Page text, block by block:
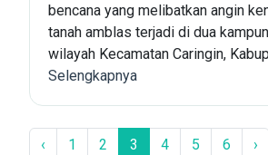
bencana yang melibatkan angin
tanah amblas terjadi di dua
wilayah Kecamatan Caringin,
Selengkapnya
‹ 1 2 3 4 5 6 ›